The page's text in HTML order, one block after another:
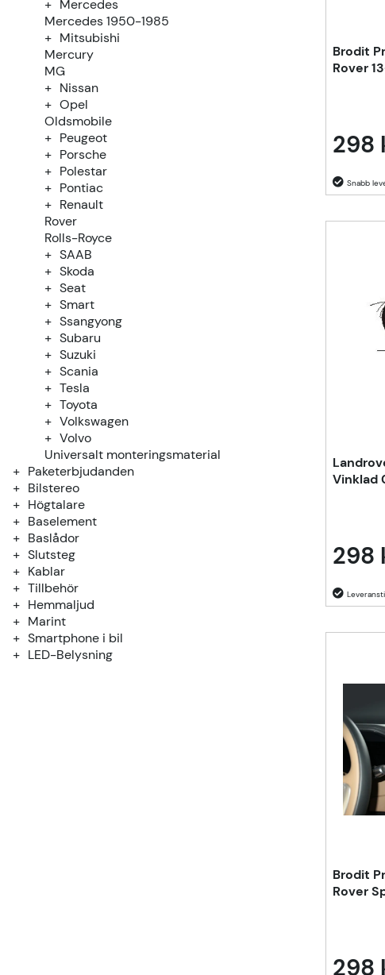
Mercedes
Mercedes 1950-1985
Mitsubishi
Mercury
MG
Nissan
Opel
Oldsmobile
Peugeot
Porsche
Polestar
Pontiac
Renault
Rover
Rolls-Royce
SAAB
Skoda
Seat
Smart
Ssangyong
Subaru
Suzuki
Scania
Tesla
Toyota
Volkswagen
Volvo
Universalt monteringsmaterial
Paketerbjudanden
Bilstereo
Högtalare
Baselement
Baslådor
Slutsteg
Kablar
Tillbehör
Hemmaljud
Marint
Smartphone i bil
LED-Belysning
Brodit
Rover
298
Vinklad
298
Brodit
Rover
298